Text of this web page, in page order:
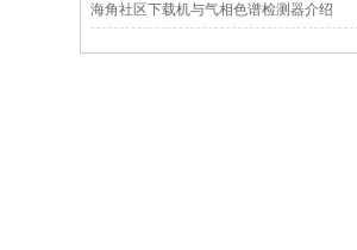
海角社区下载机与气相色谱检测器介绍